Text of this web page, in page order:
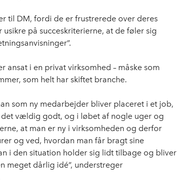
til DM, fordi de er frustrerede over deres
på succeskriterierne, at de føler sig
ansat i en privat virksomhed – måske som
som helt har skiftet branche.
som ny medarbejder bliver placeret i et job,
vældig godt, og i løbet af nogle uger og
at man er ny i virksomheden og derfor
og ved, hvordan man får bragt sine
i den situation holder sig lidt tilbage og bliver
meget dårlig idé”, understreger